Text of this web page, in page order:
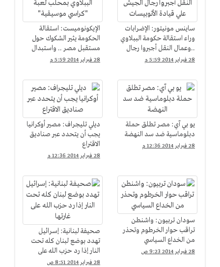
ساينس مونيتور: الإضرابات
وراء استقالة حكومة الببلاوي
..وعمال النقل أجبروا رجال
الجيش علي قيادة
28 فبراير 2014 5:59 م
الإيكونوميست: استقالة
الحكومة يثير الشكوك حول
مستقبل مصر .. واستبدال
الببلاوي بمحلب لعبة
28 فبراير 2014 5:59 م
يو بي آي: مصر تطلق حملة
دبلوماسية ضد سد النهضة
28 فبراير 2014 12:36 م
ديلي تليجراف: مصير أوكرانيا
يجب أن يتحدد عبر صناديق
الاقتراع
28 فبراير 2014 12:36 م
سودان تربيون: واشنطن
تراقب حوار الخرطوم وتحذر
من الخداع السياسي
28 فبراير 2014 9:23 ص
صحيفة لبنانية: إسرائيل
تهدد بوضع لبنان كله تحت
النار إذا رد حزب الله على
غارتها
28 فبراير 2014 8:51 ص